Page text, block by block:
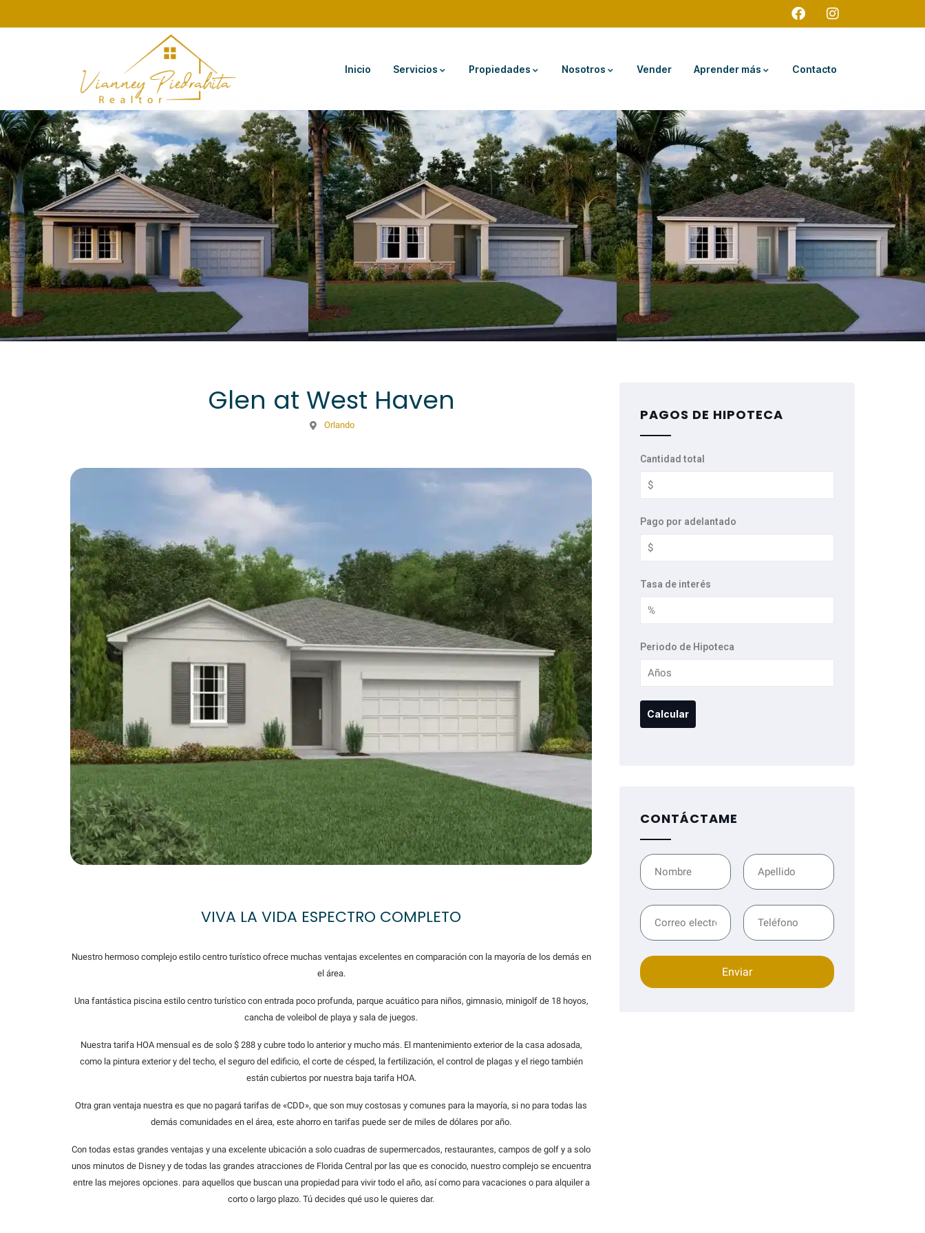
Inicio Servicios Propiedades Nosotros Vender Aprender más Contacto
Glen at West Haven
Orlando
VIVA LA VIDA ESPECTRO COMPLETO
Nuestro hermoso complejo estilo centro turístico ofrece muchas ventajas excelentes en comparación con la mayoría de los demás en
el área.
Una fantástica piscina estilo centro turístico con entrada poco profunda, parque acuático para niños, gimnasio, minigolf de 18 hoyos,
cancha de voleibol de playa y sala de juegos.
Nuestra tarifa HOA mensual es de solo $ 288 y cubre todo lo anterior y mucho más. El mantenimiento exterior de la casa adosada,
como la pintura exterior y del techo, el seguro del edificio, el corte de césped, la fertilización, el control de plagas y el riego también
están cubiertos por nuestra baja tarifa HOA.
Otra gran ventaja nuestra es que no pagará tarifas de «CDD», que son muy costosas y comunes para la mayoría, si no para todas las
demás comunidades en el área, este ahorro en tarifas puede ser de miles de dólares por año.
Con todas estas grandes ventajas y una excelente ubicación a solo cuadras de supermercados, restaurantes, campos de golf y a solo
unos minutos de Disney y de todas las grandes atracciones de Florida Central por las que es conocido, nuestro complejo se encuentra
entre las mejores opciones. para aquellos que buscan una propiedad para vivir todo el año, así como para vacaciones o para alquiler a
corto o largo plazo. Tú decides qué uso le quieres dar.
PAGOS DE HIPOTECA
Cantidad total
Pago por adelantado
Tasa de interés
Periodo de Hipoteca
CONTÁCTAME
Enviar